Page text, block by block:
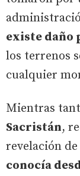
existe daño
los terrenos
cualquier
Mientras
Sacristán,
revelación
conocía